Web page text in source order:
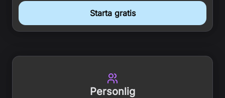
Starta gratis
Personlig